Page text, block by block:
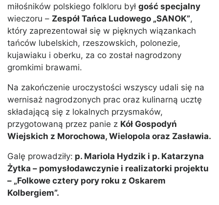
miłośników polskiego folkloru był gość specjalny
wieczoru – Zespół Tańca Ludowego „SANOK”,
który zaprezentował się w pięknych wiązankach
tańców lubelskich, rzeszowskich, polonezie,
kujawiaku i oberku, za co został nagrodzony
gromkimi brawami.
Na zakończenie uroczystości wszyscy udali się na
wernisaż nagrodzonych prac oraz kulinarną ucztę
składającą się z lokalnych przysmaków,
przygotowaną przez panie z Kół Gospodyń
Wiejskich z Morochowa, Wielopola oraz Zasławia.
Galę prowadziły: p. Mariola Hydzik i p. Katarzyna
Żytka – pomysłodawczynie i realizatorki projektu
– „Folkowe cztery pory roku z Oskarem
Kolbergiem”.